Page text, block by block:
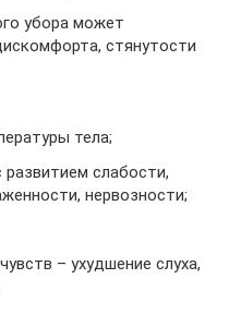
убора может
стянутости
тела;
слабости,
нервозности;
– ухудшение слуха,